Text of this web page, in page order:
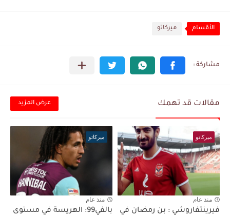
الأقسام ميركاتو
مقالات قد تهمك عرض المزيد
ميركاتو
منذ عام
فيرينتفاروشي : بن رمضان في
ميركاتو
منذ عام
بالفي99: الهريسة في مستوى